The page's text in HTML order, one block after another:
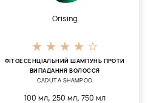
Orising
ФІТОЕСЕНЦІАЛЬНИЙ ШАМПУНЬ ПРОТИ
ВИПАДАННЯ ВОЛОССЯ
CADUTA SHAMPOO
100 мл,250 мл,750 мл